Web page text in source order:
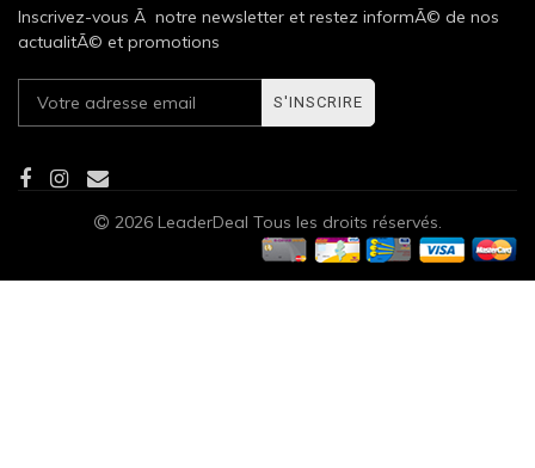
Inscrivez-vous Ã notre newsletter et restez informÃ© de nos
actualitÃ© et promotions
S'INSCRIRE
2026 LeaderDeal Tous les droits réservés.